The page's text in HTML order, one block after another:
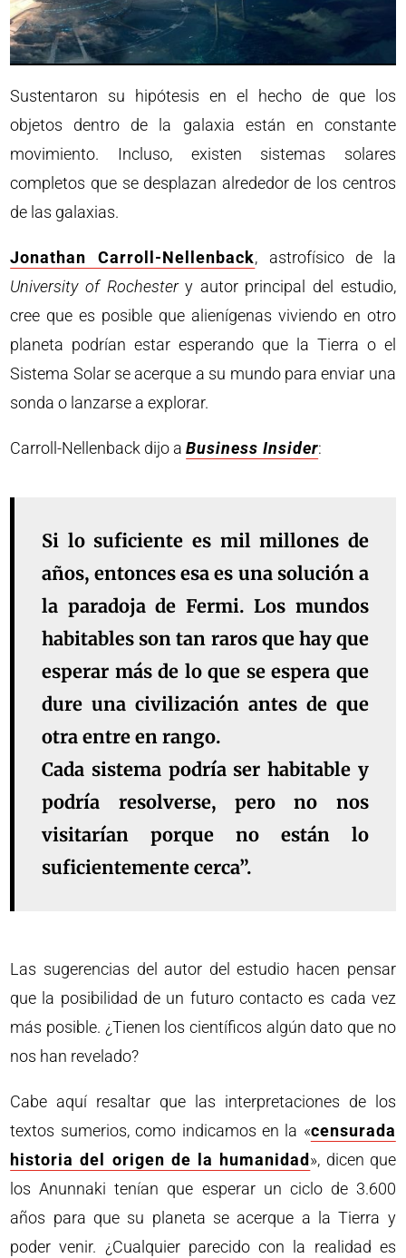
Sustentaron su hipótesis en el hecho de que los
objetos dentro de la galaxia están en constante
movimiento. Incluso, existen sistemas solares
completos que se desplazan alrededor de los centros
de las galaxias.
Jonathan Carroll-Nellenback, astrofísico de la
University of Rochestery autor principal del estudio,
cree que es posible que alienígenas viviendo en otro
planeta podrían estar esperando que la Tierra o el
Sistema Solar se acerque a su mundo para enviar una
sonda o lanzarse a explorar.
Carroll-Nellenback dijo aBusiness Insider:
Si lo suficiente es mil millones de
años, entonces esa es una solución a
la paradoja de Fermi. Los mundos
habitables son tan raros que hay que
esperar más de lo que se espera que
dure una civilización antes de que
otra entre en rango.
Cada sistema podría ser habitable y
podría resolverse, pero no nos
visitarían porque no están lo
suficientemente cerca”.
Las sugerencias del autor del estudio hacen pensar
que la posibilidad de un futuro contacto es cada vez
más posible. ¿Tienen los científicos algún dato que no
nos han revelado?
Cabe aquí resaltar que las interpretaciones de los
textos sumerios, como indicamos en la «censurada
historia del origen de la humanidad », dicen que
los Anunnaki tenían que esperar un ciclo de 3.600
años para que su planeta se acerque a la Tierra y
poder venir. ¿Cualquier parecido con la realidad es